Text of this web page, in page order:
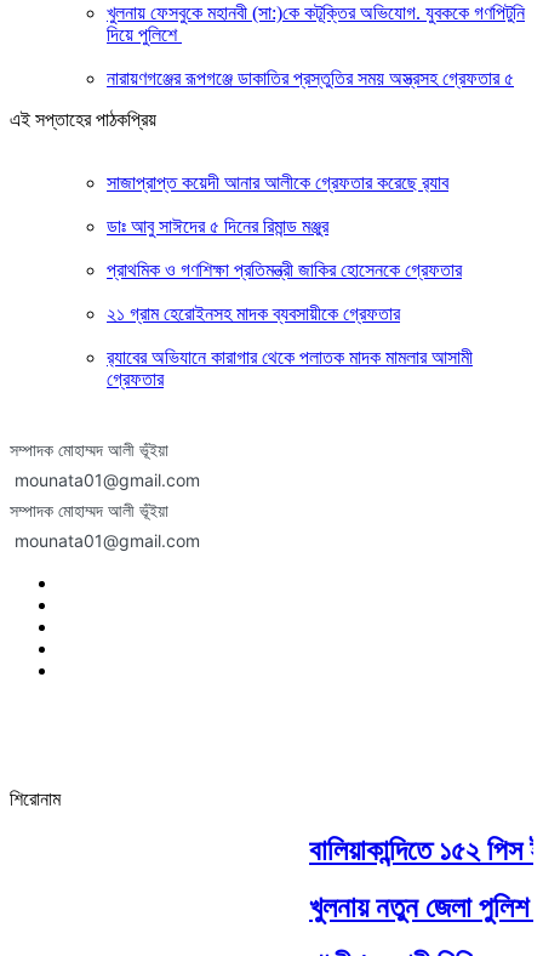
খুলনায় ফেসবুকে মহানবী (সা:)কে কটূক্তির অভিযোগ. যুবককে গণপিটুনি
দিয়ে পুলিশে
নারায়ণগঞ্জের রূপগঞ্জে ডাকাতির প্রস্তুতির সময় অস্ত্রসহ গ্রেফতার ৫
এই সপ্তাহের পাঠকপ্রিয়
সাজাপ্রাপ্ত কয়েদী আনার আলীকে গ্রেফতার করেছে র‍্যাব
ডাঃ আবু সাঈদের ৫ দিনের রিমান্ড মঞ্জুর
প্রাথমিক ও গণশিক্ষা প্রতিমন্ত্রী জাকির হোসেনকে গ্রেফতার
২১ গ্রাম হেরোইনসহ মাদক ব্যবসায়ীকে গ্রেফতার
র‍্যাবের অভিযানে কারাগার থেকে পলাতক মাদক মামলার আসামী
গ্রেফতার
সম্পাদক মোহাম্মদ আলী ভূঁইয়া
mounata01@gmail.com
সম্পাদক মোহাম্মদ আলী ভূঁইয়া
mounata01@gmail.com
শিরোনাম
বালিয়াকান্দিতে ১৫২
খুলনায় নতুন জেলা পুলিশ